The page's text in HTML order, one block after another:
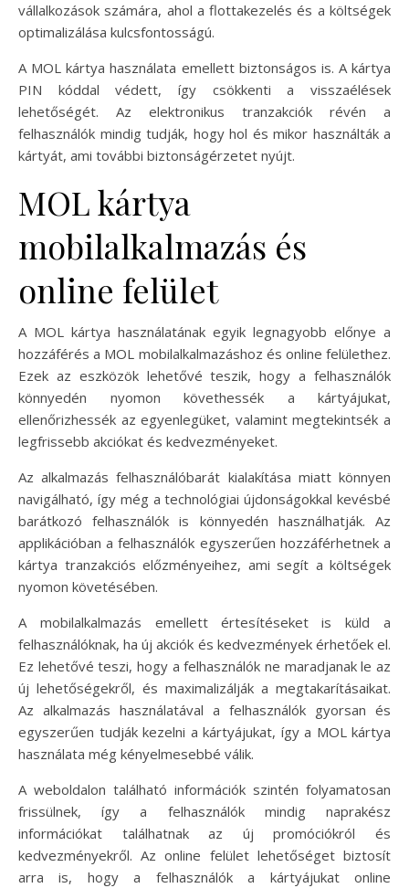
vállalkozások számára, ahol a flottakezelés és a költségek
optimalizálása kulcsfontosságú.
A MOL kártya használata emellett biztonságos is. A kártya
PIN kóddal védett, így csökkenti a visszaélések
lehetőségét. Az elektronikus tranzakciók révén a
felhasználók mindig tudják, hogy hol és mikor használták a
kártyát, ami további biztonságérzetet nyújt.
MOL kártya
mobilalkalmazás és
online felület
A MOL kártya használatának egyik legnagyobb előnye a
hozzáférés a MOL mobilalkalmazáshoz és online felülethez.
Ezek az eszközök lehetővé teszik, hogy a felhasználók
könnyedén nyomon követhessék a kártyájukat,
ellenőrizhessék az egyenlegüket, valamint megtekintsék a
legfrissebb akciókat és kedvezményeket.
Az alkalmazás felhasználóbarát kialakítása miatt könnyen
navigálható, így még a technológiai újdonságokkal kevésbé
barátkozó felhasználók is könnyedén használhatják. Az
applikációban a felhasználók egyszerűen hozzáférhetnek a
kártya tranzakciós előzményeihez, ami segít a költségek
nyomon követésében.
A mobilalkalmazás emellett értesítéseket is küld a
felhasználóknak, ha új akciók és kedvezmények érhetőek el.
Ez lehetővé teszi, hogy a felhasználók ne maradjanak le az
új lehetőségekről, és maximalizálják a megtakarításaikat.
Az alkalmazás használatával a felhasználók gyorsan és
egyszerűen tudják kezelni a kártyájukat, így a MOL kártya
használata még kényelmesebbé válik.
A weboldalon található információk szintén folyamatosan
frissülnek, így a felhasználók mindig naprakész
információkat találhatnak az új promóciókról és
kedvezményekről. Az online felület lehetőséget biztosít
arra is, hogy a felhasználók a kártyájukat online